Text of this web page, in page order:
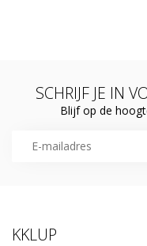
SCHRIJF JE IN
Blijf op de
KKLUP